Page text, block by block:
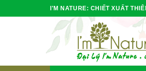
to
I'M NATURE: CHIẾT XUẤT